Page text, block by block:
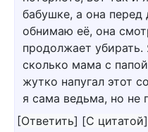
бабушке, а она перед
обнимаю её, она
продолжает
сколько мама с
жутко напугал этот
я сама ведьма, но не
[Ответить] [С цитатой]